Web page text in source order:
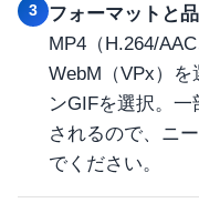
3 フォーマットと
MP4（H.264/
WebM（VPx）を
ンGIFを選択。
されるので、ニ
でください。